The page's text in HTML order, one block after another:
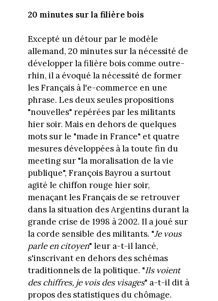
20 minutes sur la filière bois
Excepté un détour par le modèle
allemand, 20 minutes sur la nécessité de
développer la filière bois comme outre-
rhin, il a évoqué la nécessité de former
les Français à l'e-commerce en une
phrase. Les deux seules propositions
"nouvelles" repérées par les militants
hier soir. Mais en dehors de quelques
mots sur le "made in France" et quatre
mesures développées à la toute fin du
meeting sur "la moralisation de la vie
publique", François Bayrou a surtout
agité le chiffon rouge hier soir,
menaçant les Français de se retrouver
dans la situation des Argentins durant la
grande crise de 1998 à 2002. Il a joué sur
la corde sensible des militants. "Je vous
parle en citoyen" leur a-t-il lancé,
s'inscrivant en dehors des schémas
traditionnels de la politique. "Ils voient
des chiffres, je vois des visages" a-t-il dit à
propos des statistiques du chômage.